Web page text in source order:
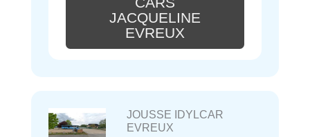
JACQUELINE
EVREUX
JOUSSE IDYLCAR
EVREUX